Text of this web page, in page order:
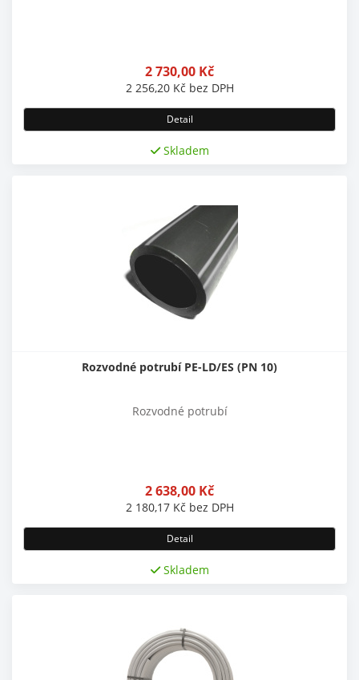
2 730,00 Kč
2 256,20 Kč bez DPH
Detail
Skladem
Rozvodné potrubí PE-LD/ES (PN 10)
Rozvodné potrubí
2 638,00 Kč
2 180,17 Kč bez DPH
Detail
Skladem